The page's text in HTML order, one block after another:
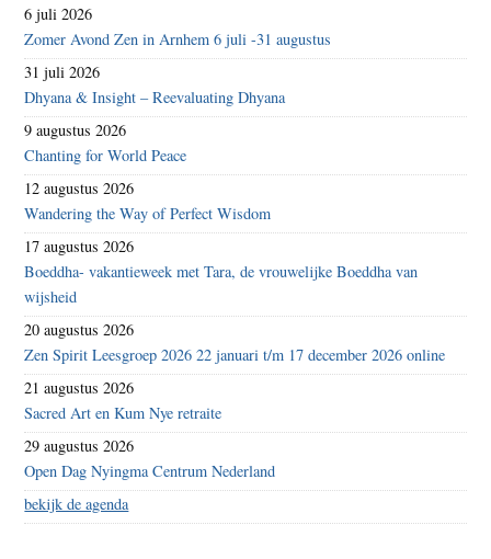
6 juli 2026
Zomer Avond Zen in Arnhem 6 juli -31 augustus
31 juli 2026
Dhyana & Insight – Reevaluating Dhyana
9 augustus 2026
Chanting for World Peace
12 augustus 2026
Wandering the Way of Perfect Wisdom
17 augustus 2026
Boeddha- vakantieweek met Tara, de vrouwelijke Boeddha van
wijsheid
20 augustus 2026
Zen Spirit Leesgroep 2026 22 januari t/m 17 december 2026 online
21 augustus 2026
Sacred Art en Kum Nye retraite
29 augustus 2026
Open Dag Nyingma Centrum Nederland
bekijk de agenda